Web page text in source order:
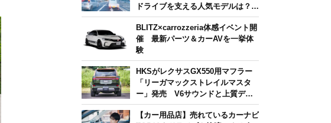
ドライブを支える人気モデルは？
【2026年6月版】
BLITZ×carrozzeria体感イベント開
催 最新パーツ＆カーAVを一挙体
験
HKSがレクサスGX550用マフラー
「リーガマックストレイルマスタ
ー」発売 V6サウンドと上質デザ
インを両立
【カー用品店】売れているカーナビ